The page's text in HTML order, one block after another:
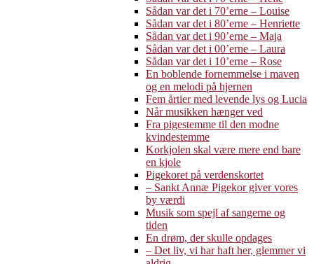
Sådan var det i 70’erne – Louise
Sådan var det i 80’erne – Henriette
Sådan var det i 90’erne – Maja
Sådan var det i 00’erne – Laura
Sådan var det i 10’erne – Rose
En boblende fornemmelse i maven
og en melodi på hjernen
Fem årtier med levende lys og Lucia
Når musikken hænger ved
Fra pigestemme til den modne
kvindestemme
Korkjolen skal være mere end bare
en kjole
Pigekoret på verdenskortet
– Sankt Annæ Pigekor giver vores
by værdi
Musik som spejl af sangerne og
tiden
En drøm, der skulle opdages
– Det liv, vi har haft her, glemmer vi